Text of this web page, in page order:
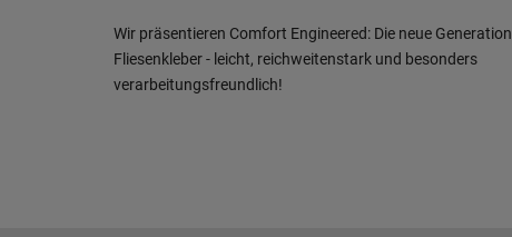
Wir präsentieren Comfort Engineered: Die neue Generation
Fliesenkleber - leicht, reichweitenstark und besonders
verarbeitungsfreundlich!